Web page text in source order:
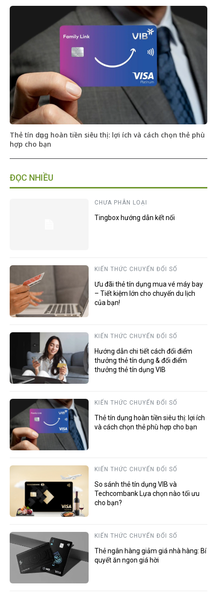
Thẻ tín dụng hoàn tiền siêu thị: lợi ích và cách chọn thẻ phù
hợp cho bạn
ĐỌC NHIỀU
CHƯA PHÂN LOẠI
Tingbox hướng dẫn kết nối
KIẾN THỨC CHUYỂN ĐỔI SỐ
Ưu đãi thẻ tín dụng mua vé máy bay
– Tiết kiệm lớn cho chuyến du lịch
của bạn!
KIẾN THỨC CHUYỂN ĐỔI SỐ
Hướng dẫn chi tiết cách đổi điểm
thưởng thẻ tín dụng & đổi điểm
thưởng thẻ tín dụng VIB
KIẾN THỨC CHUYỂN ĐỔI SỐ
Thẻ tín dụng hoàn tiền siêu thị: lợi ích
và cách chọn thẻ phù hợp cho bạn
KIẾN THỨC CHUYỂN ĐỔI SỐ
So sánh thẻ tín dụng VIB và
Techcombank Lựa chọn nào tối ưu
cho bạn?
KIẾN THỨC CHUYỂN ĐỔI SỐ
Thẻ ngân hàng giảm giá nhà hàng: Bí
quyết ăn ngon giá hời